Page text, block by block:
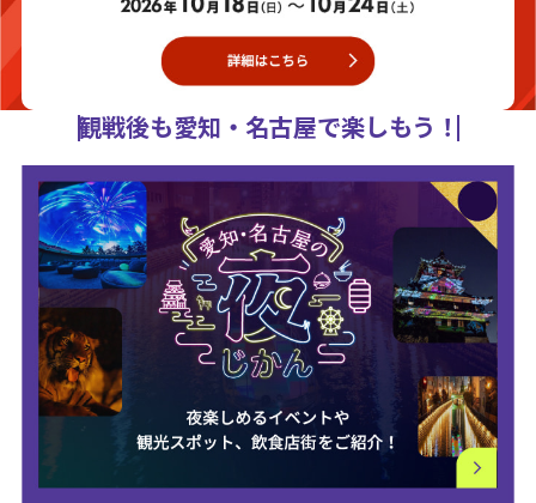
観戦後も愛知・名古屋で楽しもう！